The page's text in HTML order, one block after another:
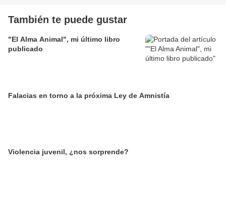
También te puede gustar
"El Alma Animal", mi último libro
publicado
Falacias en torno a la próxima Ley de Amnistía
Violencia juvenil, ¿nos sorprende?